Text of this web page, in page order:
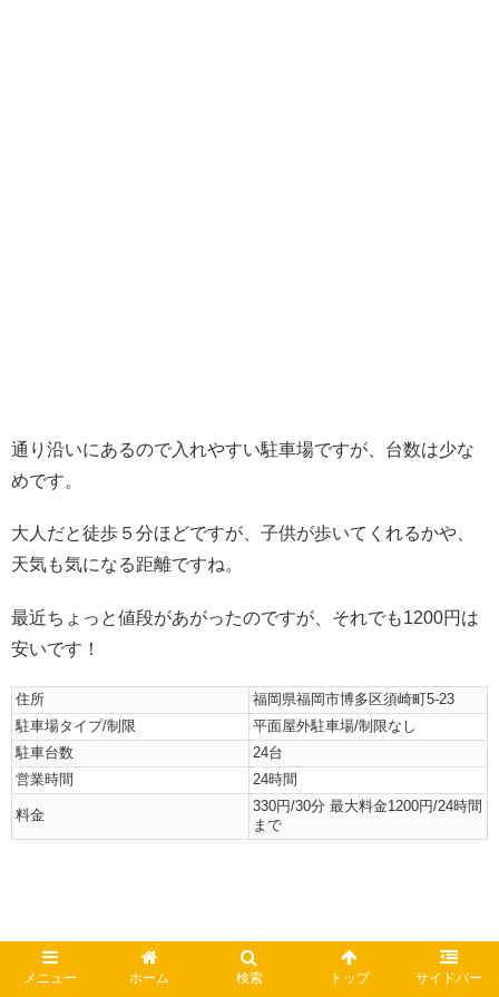
通り沿いにあるので入れやすい駐車場ですが、台数は少な
めです。
大人だと徒歩５分ほどですが、子供が歩いてくれるかや、
天気も気になる距離ですね。
最近ちょっと値段があがったのですが、それでも1200円は
安いです！
住所
福岡県福岡市博多区須崎町5-23
駐車場タイプ/制限
平面屋外駐車場/制限なし
駐車台数
24台
営業時間
24時間
料金
330円/30分 最大料金1200円/24時間
まで
メニュー ホーム 検索 トップ サイドバー